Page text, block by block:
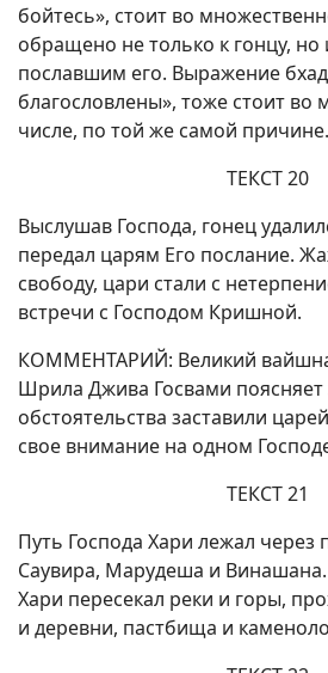
бойтесь», стоит во
обращено не только к гонцу, но
пославшим его. Выражение
благословлены», тоже стоит во
числе, по той же самой причине.
ТЕКСТ 20
Выслушав Господа, гонец
передал царям Его послание.
свободу, цари стали с
встречи с Господом Кришной.
КОММЕНТАРИЙ: Великий
Шрила Джива Госвами поясняет
обстоятельства заставили
свое внимание на одном
ТЕКСТ 21
Путь Господа Хари лежал через
Саувира, Марудеша и
Хари пересекал реки и горы,
и деревни, пастбища и